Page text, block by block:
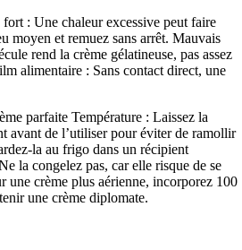
: Une chaleur excessive peut faire
moyen et remuez sans arrêt. Mauvais
rend la crème gélatineuse, pas assez
alimentaire : Sans contact direct, une
parfaite Température : Laissez la
avant de l’utiliser pour éviter de ramollir
la au frigo dans un récipient
la congelez pas, car elle risque de se
une crème plus aérienne, incorporez 100
une crème diplomate.